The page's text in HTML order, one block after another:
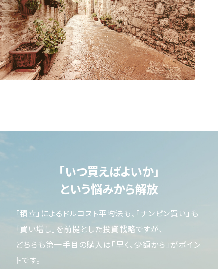
「いつ買えばよいか」
という悩みから解放
「積立」によるドルコスト平均法も、「ナンピン買い」も
「買い増し」を前提とした投資戦略ですが、
どちらも第一手目の購入は「早く、少額から」がポイン
トです。